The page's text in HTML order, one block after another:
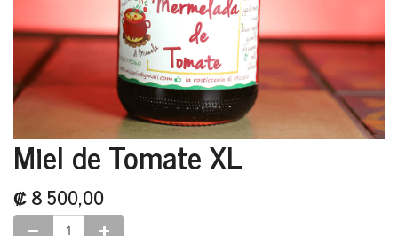
Miel de Tomate XL
₡8 500,00